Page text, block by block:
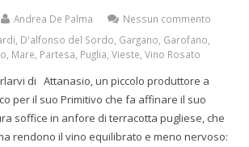
Andrea De Palma
Nessun commento
D'alfonso del Sordo Gargano Garofano
Mare Partesa Puglia Vieste Vino Rosato
di Attanasio, un piccolo produttore a
per il suo Primitivo che fa affinare il suo
soffice in anfore di terracotta pugliese, che
rendono il vino equilibrato e meno nervoso: